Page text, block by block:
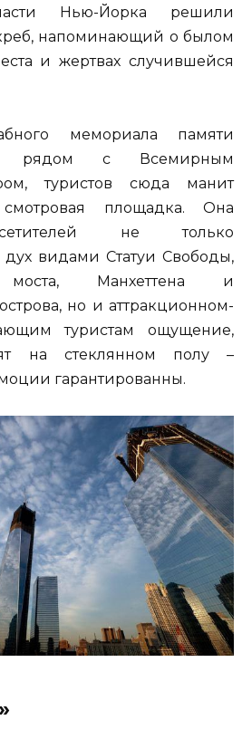
Нью-Йорка решили
напоминающий о былом
и жертвах случившейся
мемориала памяти
рядом с Всемирным
туристов сюда манит
смотровая площадка. Она
не только
видами Статуи Свободы,
моста, Манхеттена и
но и аттракционном-
туристам ощущение,
на стеклянном полу –
гарантированны.